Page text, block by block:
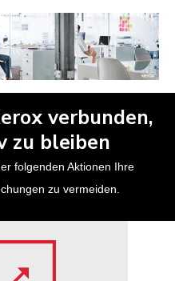
verbunden,
zu bleiben
folgenden Aktionen Ihre
zu vermeiden.